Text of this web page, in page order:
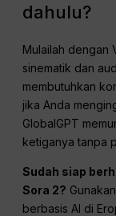
dahulu?
Mulailah dengan
sinematik dan
membutuhkan
jika Anda
GlobalGPT
ketiganya tanpa
Sudah siap
Sora 2?
berbasis AI di